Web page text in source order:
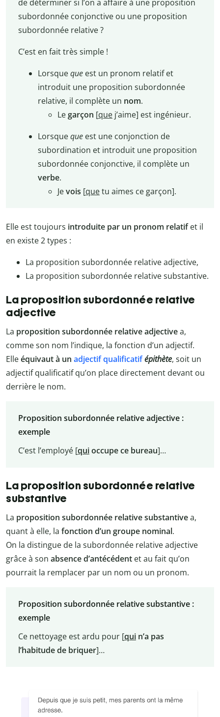
de déterminer si l’on a affaire à une proposition
subordonnée conjonctive ou une proposition
subordonnée relative ?
C’est en fait très simple !
Lorsquequeest un pronom relatif et
introduit une proposition subordonnée
relative, il complète un nom.
Legarçon [quej’aime] est ingénieur.
Lorsquequeest une conjonction de
subordination et introduit une proposition
subordonnée conjonctive, il complète un
verbe.
Jevois [quetu aimes ce garçon].
Elle est toujours introduite par un pronom relatifet il
en existe 2 types :
La proposition subordonnée relative adjective,
La proposition subordonnée relative substantive.
La proposition subordonnée relative
adjective
La proposition subordonnée relative adjectivea,
comme son nom l’indique, la fonction d’un adjectif.
Elleéquivaut à un adjectif qualificatifépithète, soit un
adjectif qualificatif qu’on place directement devant ou
derrière le nom.
Proposition subordonnée relative adjective :
exemple
C’est l’employé [quioccupe ce bureau]…
La proposition subordonnée relative
substantive
La proposition subordonnée relative substantivea,
quant à elle, la fonction d’un groupe nominal.
On la distingue de la subordonnée relative adjective
grâce à son absence d’antécédent et au fait qu’on
pourrait la remplacer par un nom ou un pronom.
Proposition subordonnée relative substantive :
exemple
Ce nettoyage est ardu pour [quin’a pas
l’habitude de briquer]…